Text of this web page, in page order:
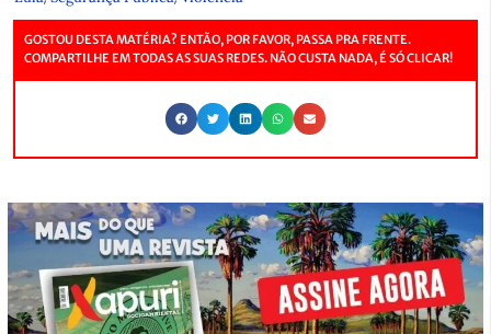
GOSTOU DESTA MATÉRIA? ENTÃO, POR FAVOR, PASSA PRA FRENTE.
COMPARTILHE EM TODAS AS SUAS REDES. NÃO CUSTA NADA, É SÓ CLICAR!